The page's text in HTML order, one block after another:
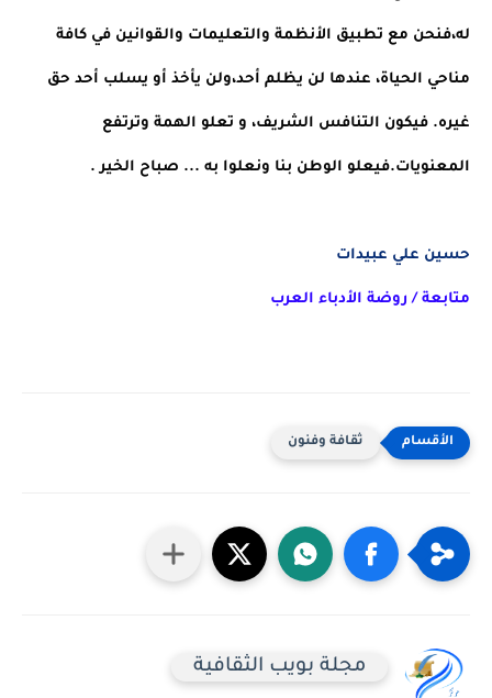
المعنويات.فيعلو الوطن بنا ونعلوا به ... صباح الخير .
حسين علي عبيدات
متابعة / روضة الأدباء العرب
ثقافة وفنون
مجلة بويب الثقافية